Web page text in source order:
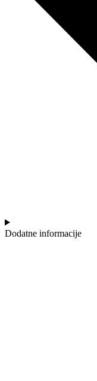
Dodatne informacije